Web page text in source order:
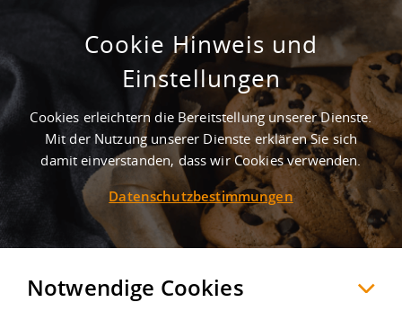
Barbyer Chaussee
Salzlandkreis , Deutschland
MERKEN VERGLEICHEN EXPORT PDF
Cookie Hinweis und
Einstellungen
Cookies erleichtern die Bereitstellung unserer Dienste.
Mit der Nutzung unserer Dienste erklären Sie sich
damit einverstanden, dass wir Cookies verwenden.
Datenschutzbestimmungen
Notwendige Cookies